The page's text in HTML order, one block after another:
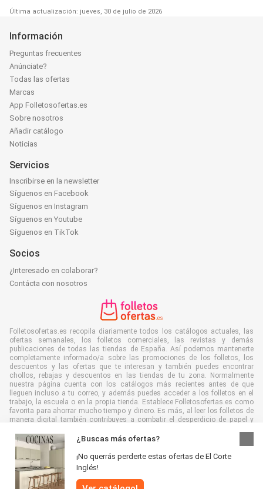
Última actualización: jueves, 30 de julio de 2026
¿Buscas más ofertas?
¡No querrás perderte estas ofertas de El Corte
Inglés!
Información
Preguntas frecuentes
Anúnciate?
Todas las ofertas
Marcas
App Folletosofertas.es
Sobre nosotros
Añadir catálogo
Noticias
Servicios
Inscribirse en la newsletter
Síguenos en Facebook
Síguenos en Instagram
Síguenos en Youtube
Síguenos en TikTok
Socios
¿Interesado en colaborar?
Contácta con nosotros
Folletosofertas.es recopila diariamente todos los catálogos actuales, las
ofertas semanales, los folletos comerciales, las revistas y demás
publicaciones de todas las tiendas de España. Así podemos mantenerte
completamente informado/a sobre las promociones de los folletos, los
descuentos y las ofertas que te interesan y también puedes encontrar
chollos, rebajas y descuentos en las tiendas de tu zona. Normalmente
nuestra página cuenta con los catálogos más recientes antes de que
lleguen incluso a tu correo, y además puedes acceder a los folletos en el
trabajo, la escuela o en la propia tienda. Establece Folletosofertas.es como
favorita para ahorrar mucho tiempo y dinero. Es más, al leer los folletos de
manera digital también contribuyes a combatir el desperdicio de papel y
Todos los derechos reservados © Folletosofertas.es 2026 |